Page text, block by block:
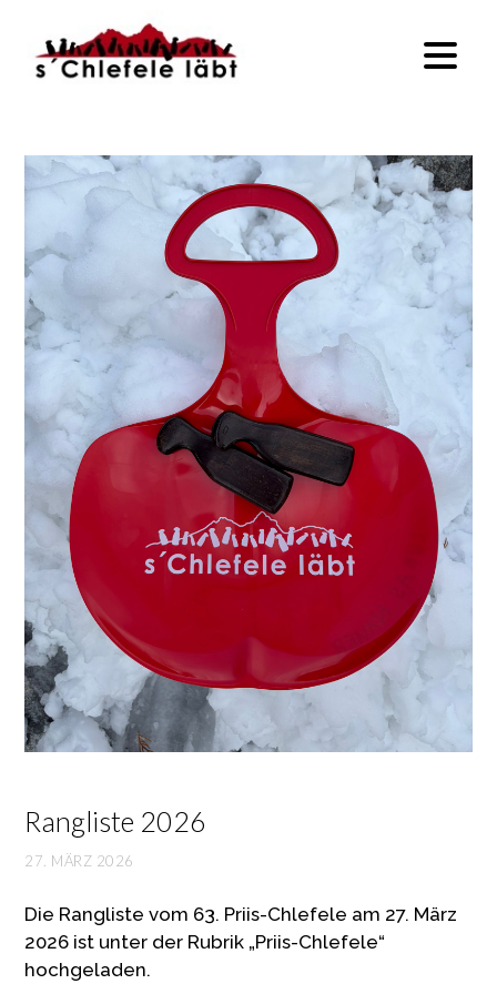
Rangliste 2026
27. MÄRZ 2026
Die Rangliste vom 63. Priis-Chlefele am 27. März
2026 ist unter der Rubrik „Priis-Chlefele“
hochgeladen.